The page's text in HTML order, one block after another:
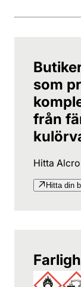
som
från
Hitta
Hitta din